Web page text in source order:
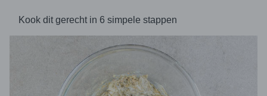
Kook dit gerecht in 6 simpele stappen